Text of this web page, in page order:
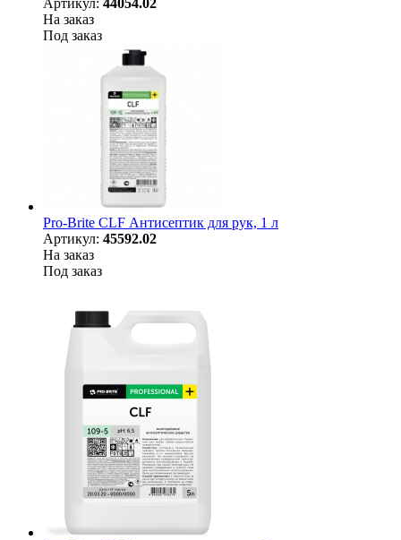
Артикул: 44054.02
На заказ
Под заказ
Pro-Brite CLF Антисептик для рук, 1 л
Артикул: 45592.02
На заказ
Под заказ